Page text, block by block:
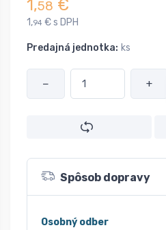
1,58 €
1,94 € s DPH
Predajná jednotka: ks
− +
Spôsob dopravy
Osobný odber